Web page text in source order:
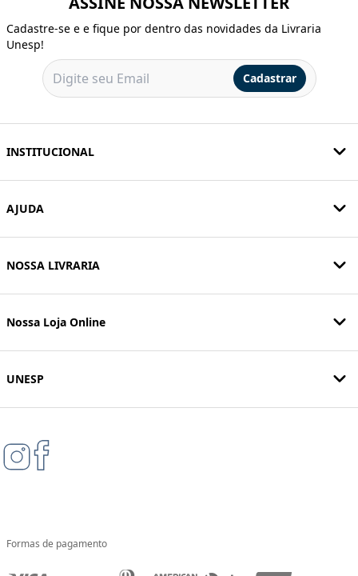
Cadastre-se e e fique por dentro das novidades da Livraria
Unesp!
Cadastrar
INSTITUCIONAL
AJUDA
NOSSA LIVRARIA
Nossa Loja Online
UNESP
Formas de pagamento